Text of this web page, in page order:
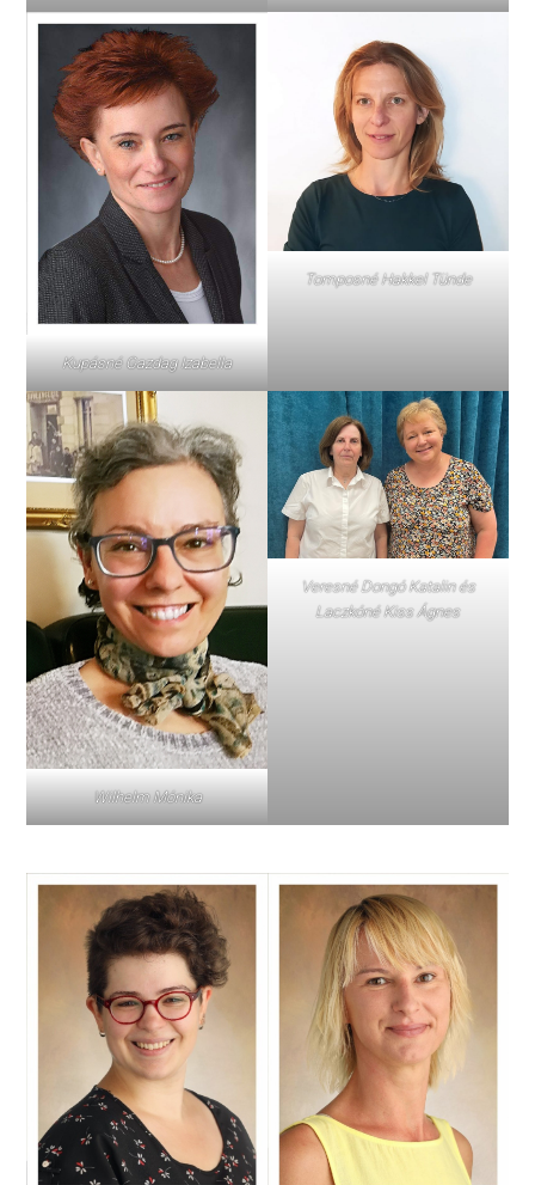
Kupásné Gazdag Izabella
Tomposné Hakkel Tünde
Wilhelm Mónika
Veresné Dongó Katalin és
Laczkóné Kiss Ágnes